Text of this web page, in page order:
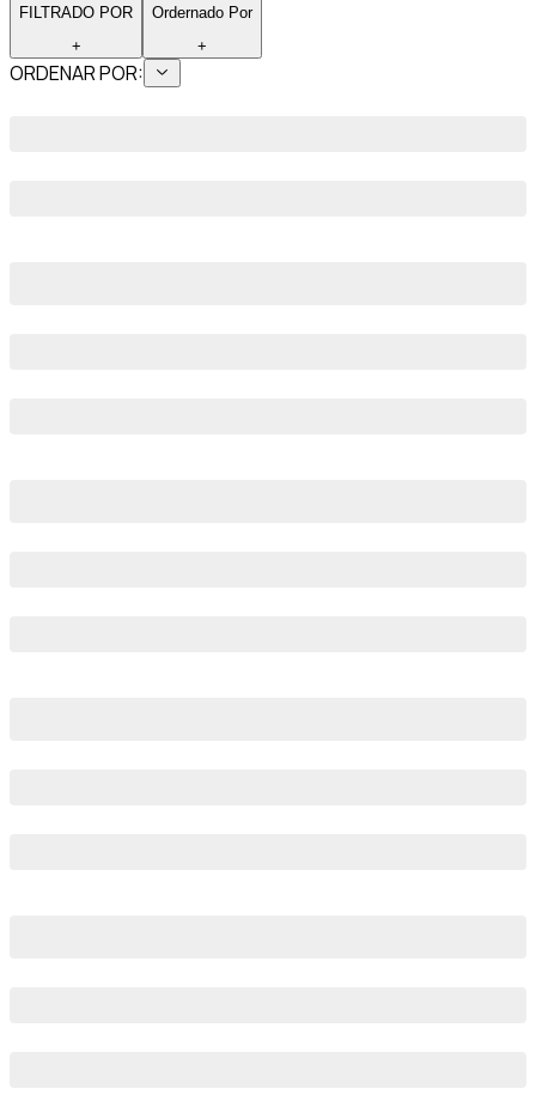
FILTRADO POR
+
Ordernado Por
+
ORDENAR POR: